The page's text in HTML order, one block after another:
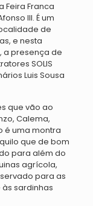
Feira Franca
III. É um
de
e nesta
a presença de
SOLIS
Luis Sousa
que vão ao
Calema,
é uma montra
que de bom
para além do
agrícola,
para as
sardinhas